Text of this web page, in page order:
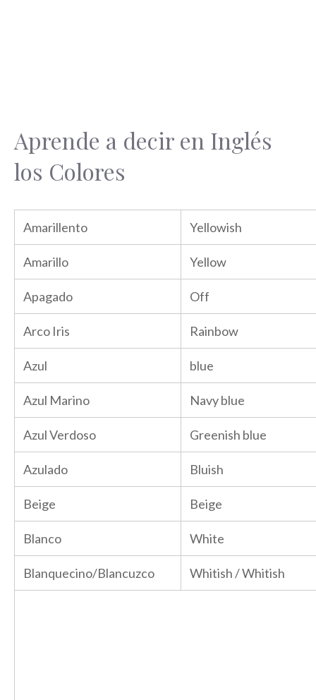
Aprende a decir en Inglés
los Colores
Amarillento Yellowish
Amarillo Yellow
Apagado Off
Arco Iris Rainbow
Azul blue
Azul Marino Navy blue
Azul Verdoso Greenish blue
Azulado Bluish
Beige Beige
Blanco White
Blanquecino/Blancuzco Whitish / Whitish